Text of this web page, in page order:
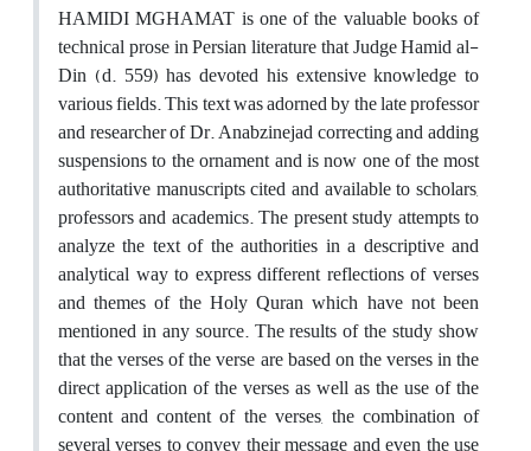
HAMIDI MGHAMAT is one of the valuable books of
technical prose in Persian literature that Judge Hamid al-
Din (d. 559) has devoted his extensive knowledge to
various fields. This text was adorned by the late professor
and researcher of Dr. Anabzinejad correcting and adding
suspensions to the ornament and is now one of the most
authoritative manuscripts cited and available to scholars,
professors and academics. The present study attempts to
analyze the text of the authorities in a descriptive and
analytical way to express different reflections of verses
and themes of the Holy Quran which have not been
mentioned in any source. The results of the study show
that the verses of the verse are based on the verses in the
direct application of the verses as well as the use of the
content and content of the verses, the combination of